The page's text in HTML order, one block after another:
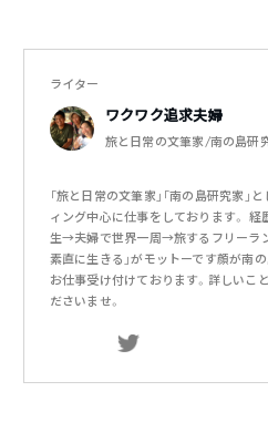
ライター
ワクワク追求夫婦
旅と日常の文筆家/南の島研
「旅と日常の文筆家」「南の島研究家」
ィング中心に仕事をしております。 経
生→夫婦で世界一周→旅するフリーラ
素直に生きる」がモットーです顔が南
お仕事受け付けております。詳しいこ
ださいませ。